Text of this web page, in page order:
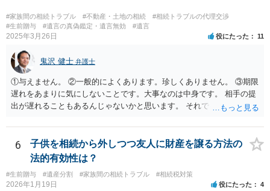
戻しをすべて免除する」というのがオーソドックスなものですが、ご
心配ならば、弁護士のところに行って、特別受益となりそうな贈与に
ついて説明した上で、適切な文言についてご相談してみてはいかがで
しょうか。
#家族間の相続トラブル #不動産・土地の相続
#相続トラブルの代理交渉
#生前贈与
#遺言の真偽鑑定・遺言無効 #遺言
2025年3月26日 役にたった 11
鬼沢 健士 弁護士
①与えません。 ②一般的によくあります。珍しくありません。 ③期限
遅れをあまりに気にしないことです。大事なのは中身です。 相手の提
出が遅れることもあるんじゃないかと思います。 それでもあなた有利
6
子供を相続から外しつつ友人に財産を譲る方法の
法的有効性は？
#生前贈与 #遺産分割 #家族間の相続トラブル #相続税対策
2026年1月19日 役にたった 4